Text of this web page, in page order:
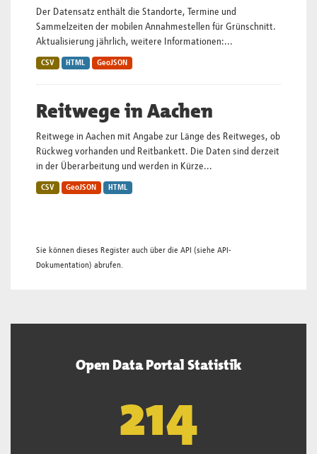
Der Datensatz enthält die Standorte, Termine und
Sammelzeiten der mobilen Annahmestellen für Grünschnitt.
Aktualisierung jährlich, weitere Informationen:...
CSV HTML GeoJSON
Reitwege in Aachen
Reitwege in Aachen mit Angabe zur Länge des Reitweges, ob
Rückweg vorhanden und Reitbankett. Die Daten sind derzeit
in der Überarbeitung und werden in Kürze...
CSV GeoJSON HTML
Sie können dieses Register auch über die API (siehe API-
Dokumentation) abrufen.
Open Data Portal Statistik
219